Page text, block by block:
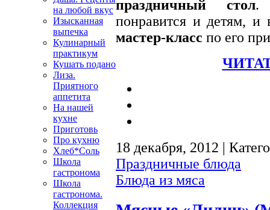
на любой вкус
Изысканная
выпечка
Кулинарный
практикум
Кушать подано
Лиза.
Приятного
аппетита
На нашей
кухне
Приготовь
Про кухню
Хлеб*Соль
Школа
гастронома
Школа
гастронома.
Коллекция
праздничный стол.
понравится и детям, и
мастер-класс по его
18 декабря, 2012 |
Праздничные блюда
Блюда из мяса